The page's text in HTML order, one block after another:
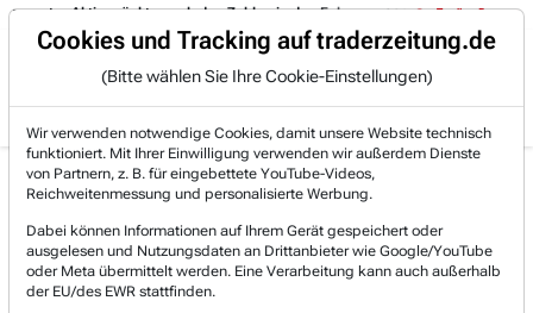
Trading-Room
Aktien rückte nach den Zahlen in den Fokus: 14:14 - Expedia
Gratis Account Login
Jetzt registrieren und gratis Artikel lesen.
Bereits bei TraderFox registriert? Jetzt anmelden!
Home Börsen-Nachrichten
Hot-News
Google schlägt neue Anpassungen der Suchergebniss...
Cookies und Tracking auf traderzeitung.de
(Bitte wählen Sie Ihre Cookie-Einstellungen)
Wir verwenden notwendige Cookies, damit unsere Website technisch
funktioniert. Mit Ihrer Einwilligung verwenden wir außerdem Dienste
von Partnern, z. B. für eingebettete YouTube-Videos,
Reichweitenmessung und personalisierte Werbung.
Dabei können Informationen auf Ihrem Gerät gespeichert oder
ausgelesen und Nutzungsdaten an Drittanbieter wie Google/YouTube
oder Meta übermittelt werden. Eine Verarbeitung kann auch außerhalb
der EU/des EWR stattfinden.